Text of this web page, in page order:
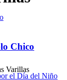
Chico